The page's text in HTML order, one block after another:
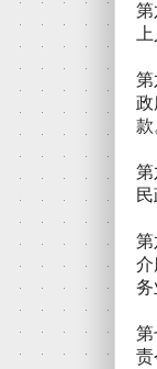
政
款
介
务
责